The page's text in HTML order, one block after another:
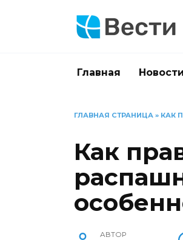
Главная
ГЛАВНАЯ СТРАНИЦА » КАК
Как
АВТОР